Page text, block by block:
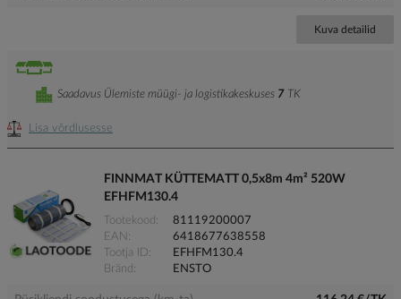
Kuva detailid
Lisa võrdlusesse
Saadavus Ülemiste müügi- ja logistikakeskuses 7 TK
FINNMAT KÜTTEMATT 0,5x8m 4m² 520W
EFHFM130.4
Tootekood
81119200007
EAN
6418677638558
Tootja ID
EFHFM130.4
Bränd
ENSTO